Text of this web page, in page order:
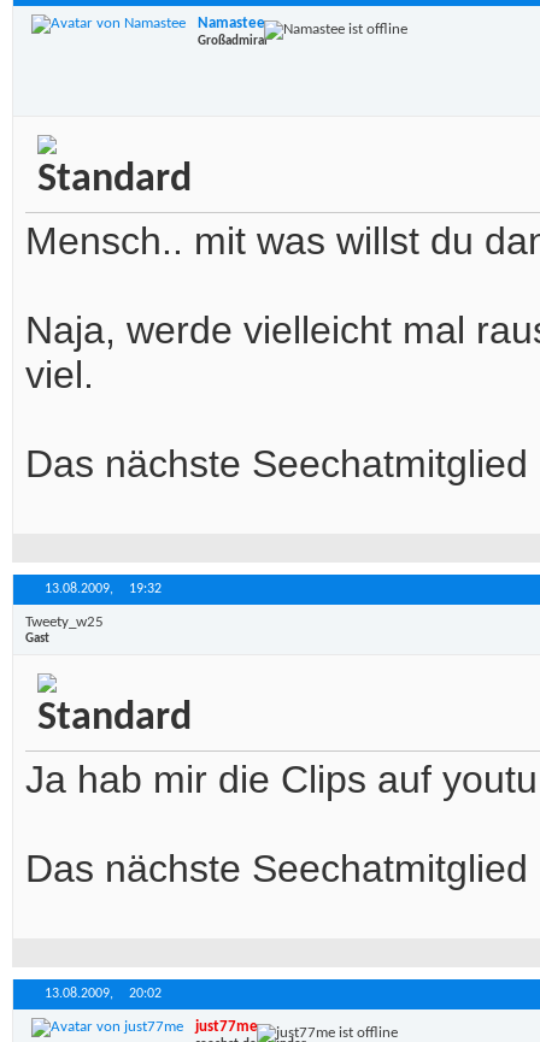
Namastee
Großadmiral
Mensch.. mit was willst du
Naja, werde vielleicht mal
viel.
Das nächste
13.08.2009, 19:32
Tweety_w25
Gast
Ja hab mir die Clips auf
Das nächste
13.08.2009, 20:02
just77me